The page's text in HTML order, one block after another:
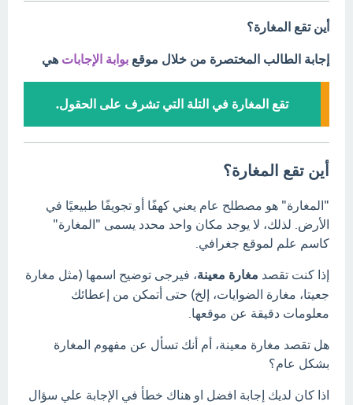
أين تقع المغارة؟
إجابة الطالب المختصرة من خلال موقع بوابة الإجابات هي
تقع المغارة في التلة التي تشرف على الحقول.
أين تقع المغارة؟
"المغارة" هو مصطلح عام يعني كهفًا أو تجويفًا طبيعيًا في
الأرض. لذلك، لا يوجد مكان واحد محدد يسمى "المغارة"
كاسم علم لموقع جغرافي.
إذا كنت تقصد مغارة معينة، فيرجى توضيح اسمها (مثل مغارة
جعيتا، مغارة الضوايات، إلخ) حتى أتمكن من إعطائك
معلومات دقيقة عن موقعها.
هل تقصد مغارة معينة، أم أنك تسأل عن مفهوم المغارة
بشكل عام؟
اذا كان لديك إجابة افضل او هناك خطأ في الإجابة علي سؤال